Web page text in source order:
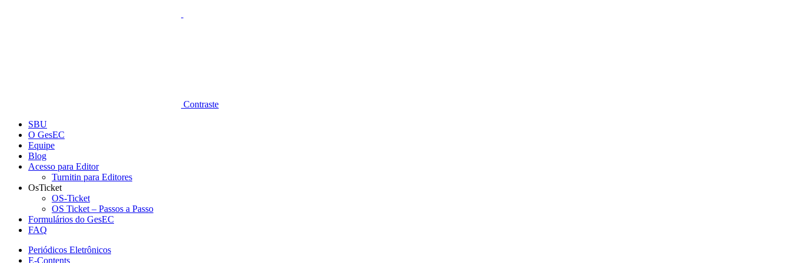
Contraste
SBU
O GesEC
Equipe
Blog
Acesso para Editor
Turnitin para Editores
OsTicket
OS-Ticket
OS Ticket – Passos a Passo
Formulários do GesEC
FAQ
Periódicos Eletrônicos
E-Contents